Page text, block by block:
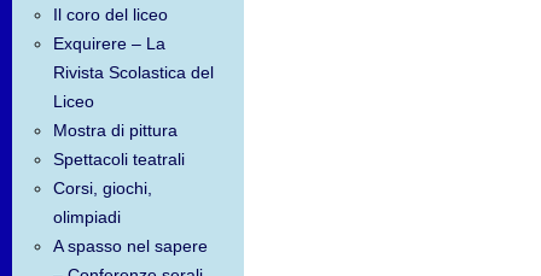
Il coro del liceo
Exquirere – La
Rivista Scolastica del
Liceo
Mostra di pittura
Spettacoli teatrali
Corsi, giochi,
olimpiadi
A spasso nel sapere